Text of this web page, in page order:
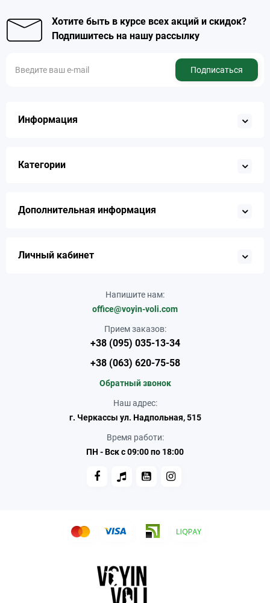
Хотите быть в курсе всех акций и скидок?
Подпишитесь на нашу рассылку
Подписаться
Информация
Категории
Дополнительная информация
Личный кабинет
Напишите нам:
office@voyin-voli.com
Прием заказов:
+38 (095) 035-13-34
+38 (063) 620-75-58
Обратный звонок
Наш адрес:
г. Черкассы ул. Надпольная, 515
Время работи:
ПН - Вск с 09:00 по 18:00